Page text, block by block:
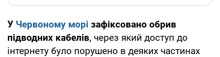
У Червоному морі зафіксовано обрив
підводних кабелів, через який доступ до
інтернету було порушено в деяких частинах